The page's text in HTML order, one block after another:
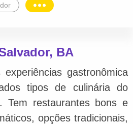
BA
gastronômica
tipos de culinária do
Tem restaurantes bons e
opções tradicionais,